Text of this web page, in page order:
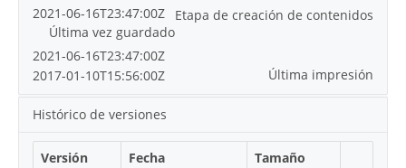
Etapa de creación de contenidos
2021-06-16T23:47:00Z
Última vez guardado
2021-06-16T23:47:00Z
Última impresión
2017-01-10T15:56:00Z
Histórico de versiones
Versión Fecha
Tamaño